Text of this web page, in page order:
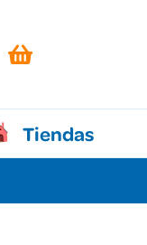
Tiendas